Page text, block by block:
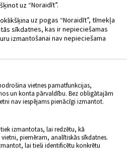
“GULIVERA
uz “Noraidīt”.
uz pogas “Noraidīt”, tīmekļa
sīkdatnes, kas ir nepieciešamas
izmantošanai nav nepieciešama
vietnes pamatfunkcijas,
un konta pārvaldību. Bez obligātajām
nav iespējams pienācīgi izmantot.
izmantotas, lai redzētu, kā
piemēram, analītiskās sīkdatnes.
lai tieši identificētu konkrētu